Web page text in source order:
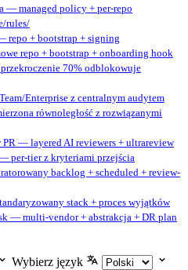
— managed policy + per-repo
rules/
repo + bootstrap + signing
repo + bootstrap + onboarding hook
70% odblokowuje
Enterprise z centralnym audytem
równoległość z rozwiązanymi
— layered AI reviewers + ultrareview
per-tier z kryteriami przejścia
backlog + scheduled + review-
stack + proces wyjątków
— multi-vendor + abstrakcja + DR plan
Wybierz język